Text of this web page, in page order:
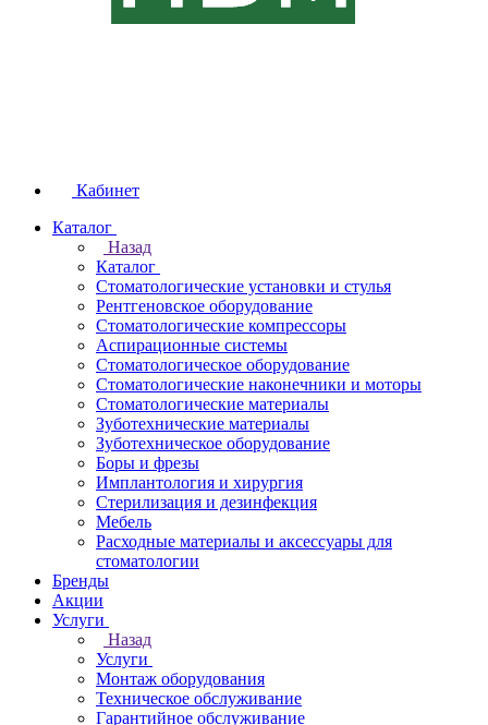
Кабинет
Каталог
Назад
Каталог
Стоматологические установки и стулья
Рентгеновское оборудование
Стоматологические компрессоры
Аспирационные системы
Стоматологическое оборудование
Стоматологические наконечники и моторы
Стоматологические материалы
Зуботехнические материалы
Зуботехническое оборудование
Боры и фрезы
Имплантология и хирургия
Стерилизация и дезинфекция
Мебель
Расходные материалы и аксессуары для
стоматологии
Бренды
Акции
Услуги
Назад
Услуги
Монтаж оборудования
Техническое обслуживание
Гарантийное обслуживание